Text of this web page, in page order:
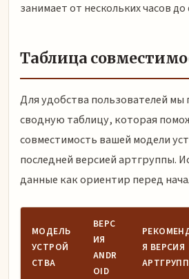
занимает от нескольких часов до
Таблица
Для удобства пользователей мы
сводную таблицу, которая
совместимость вашей модели
последней версией артгруппы.
данные как ориентир перед
МОДЕЛЬ
УСТРОЙ
СТВА
ВЕРС
ИЯ
ANDR
OID
Я ВЕРСИЯ